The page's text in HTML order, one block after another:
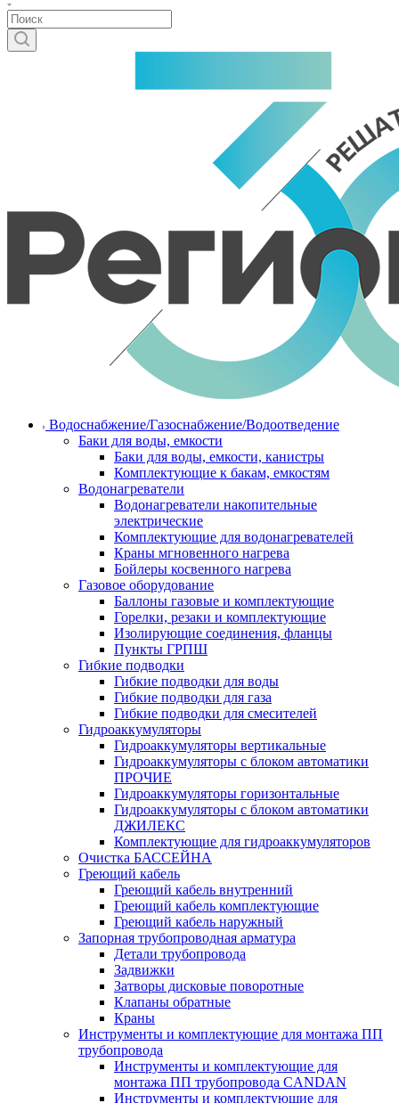
Водоснабжение/Газоснабжение/Водоотведение
Баки для воды, емкости
Баки для воды, емкости, канистры
Комплектующие к бакам, емкостям
Водонагреватели
Водонагреватели накопительные
электрические
Комплектующие для водонагревателей
Краны мгновенного нагрева
Бойлеры косвенного нагрева
Газовое оборудование
Баллоны газовые и комплектующие
Горелки, резаки и комплектующие
Изолирующие соединения, фланцы
Пункты ГРПШ
Гибкие подводки
Гибкие подводки для воды
Гибкие подводки для газа
Гибкие подводки для смесителей
Гидроаккумуляторы
Гидроаккумуляторы вертикальные
Гидроаккумуляторы с блоком автоматики
ПРОЧИЕ
Гидроаккумуляторы горизонтальные
Гидроаккумуляторы с блоком автоматики
ДЖИЛЕКС
Комплектующие для гидроаккумуляторов
Очистка БАССЕЙНА
Греющий кабель
Греющий кабель внутренний
Греющий кабель комплектующие
Греющий кабель наружный
Запорная трубопроводная арматура
Детали трубопровода
Задвижки
Затворы дисковые поворотные
Клапаны обратные
Краны
Инструменты и комплектующие для монтажа ПП
трубопровода
Инструменты и комплектующие для
монтажа ПП трубопровода CANDAN
Инструменты и комплектующие для